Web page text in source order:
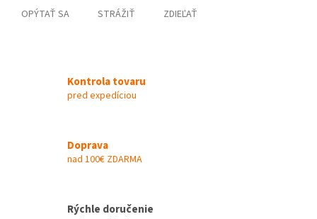
OPÝTAŤ SA STRÁŽIŤ ZDIEĽAŤ
Kontrola tovaru
pred expedíciou
Doprava
nad 100€ ZDARMA
Rýchle doručenie